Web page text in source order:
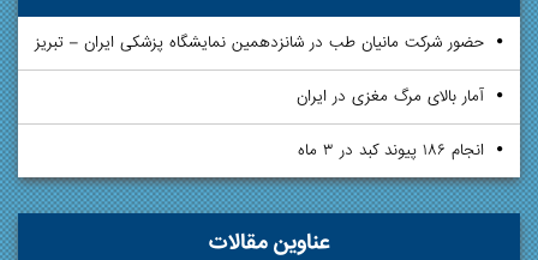
حضور شرکت مانیان طب در شانزدهمین نمایشگاه پزشکی ایران – تبریز
آمار بالای مرگ مغزی در ایران
انجام ۱۸۶ پیوند کبد در ۳ ماه
عناوین مقالات